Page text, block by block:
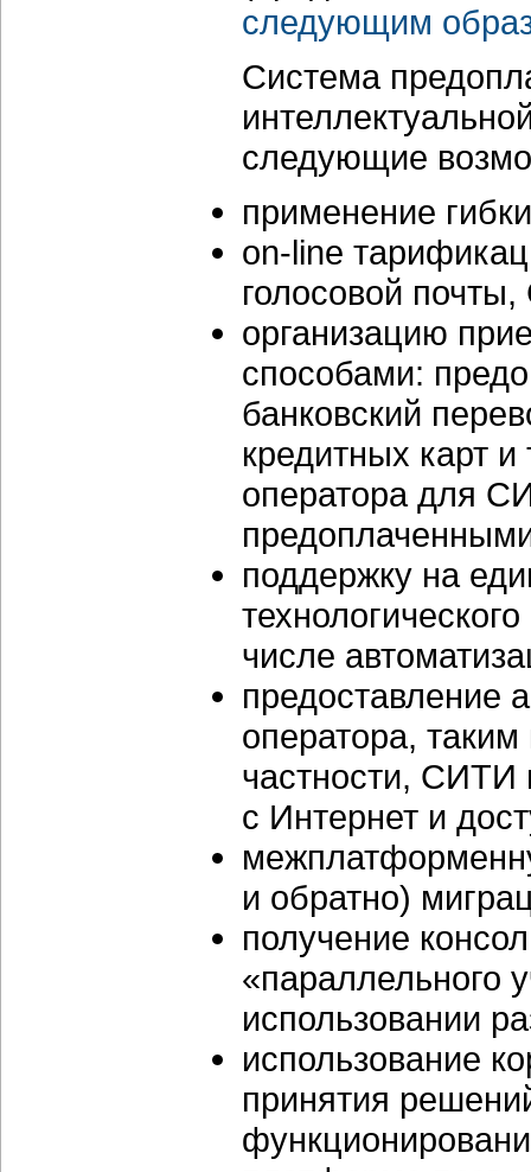
следующим
Система
следующие
применение
on-line
голосовой
организацию
способами:
банковский
кредитных карт и
оператора для
поддержку на
числе
предоставление
оператора,
частности, СИТИ
с Интернет и
и обратно)
получение
«параллельного
использовании
использование
принятия